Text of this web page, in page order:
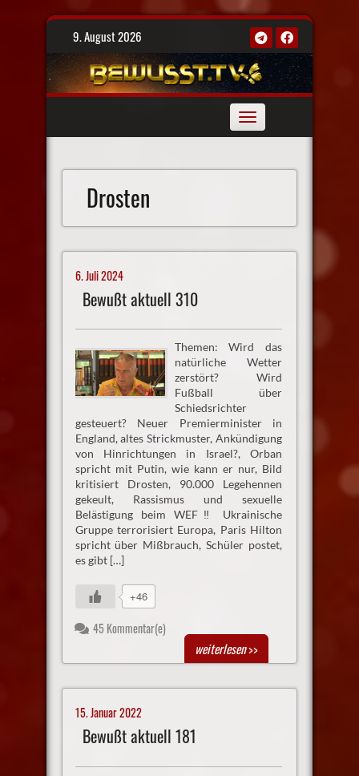
Skip
9. August 2026
Toggle
navigation
Drosten
6. Juli 2024
Bewußt aktuell 310
Themen: Wird das
natürliche Wetter
zerstört? Wird
Fußball über
Schiedsrichter
gesteuert? Neuer Premierminister in
England, altes Strickmuster, Ankündigung
von Hinrichtungen in Israel?, Orban
spricht mit Putin, wie kann er nur, Bild
kritisiert Drosten, 90.000 Legehennen
gekeult, Rassismus und sexuelle
Belästigung beim WEF‼ Ukrainische
Gruppe terrorisiert Europa, ️Paris Hilton
spricht über Mißbrauch, Schüler postet,
es gibt […]
+46
45 Kommentar(e)
weiterlesen>>
15. Januar 2022
Bewußt aktuell 181